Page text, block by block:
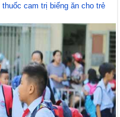
cam trị biếng ăn cho trẻ